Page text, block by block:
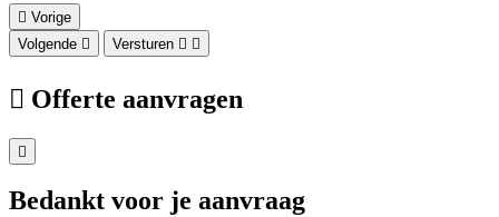
Vorige
Volgende
Versturen
Offerte aanvragen
Bedankt voor je aanvraag